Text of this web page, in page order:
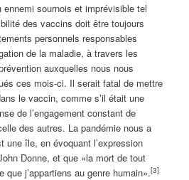
sournois et imprévisible tel
des vaccins doit être toujours
personnels responsables
de la maladie, à travers les
auxquelles nous nous
ces mois-ci. Il serait fatal de mettre
le vaccin, comme s’il était une
de l’engagement constant de
des autres. La pandémie nous a
une île, en évoquant l’expression
Donne, et que «la mort de tout
que j’appartiens au genre humain».[3]